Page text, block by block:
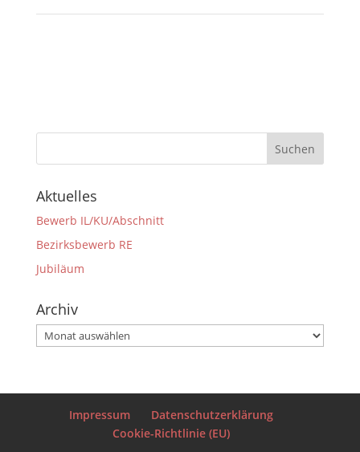
Aktuelles
Bewerb IL/KU/Abschnitt
Bezirksbewerb RE
Jubiläum
Archiv
Archiv
Impressum
Datenschutzerklärung
Cookie-Richtlinie (EU)